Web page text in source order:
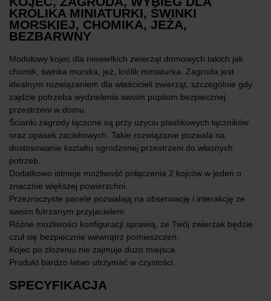
KRÓLIKA MINIATURKI, ŚWINKI
MORSKIEJ, CHOMIKA, JEŻA,
BEZBARWNY
Modułowy kojec dla niewielkich zwierząt domowych takich jak
chomik, świnka morska, jeż, królik miniaturka. Zagroda jest
idealnym rozwiązaniem dla właścicieli zwierząt, szczególnie gdy
zajdzie potrzeba wydzielenia swoim pupilom bezpiecznej
przestrzeni w domu.
Ścianki zagrody łączone są przy użyciu plastikowych łączników
oraz opasek zaciskowych. Takie rozwiązanie pozwala na
dostosowanie kształtu ogrodzonej przestrzeni do własnych
potrzeb.
Dodatkowo istnieje możliwość połączenia 2 kojców w jeden o
znacznie większej powierzchni.
Przezroczyste panele pozwalają na obserwację i interakcję ze
swoim futrzanym przyjacielem.
Różne możliwości konfiguracji sprawią, że Twój zwierzak będzie
czuł się bezpiecznie wewnątrz pomieszczeń.
Kojec po złożeniu nie zajmuje dużo miejsca.
Produkt bardzo łatwo utrzymać w czystości.
SPECYFIKACJA